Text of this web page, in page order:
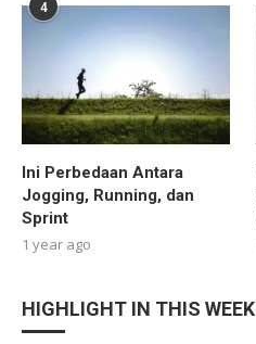
4
Ini Perbedaan Antara
Jogging, Running, dan
Sprint
1 year ago
HIGHLIGHT IN THIS WEEK